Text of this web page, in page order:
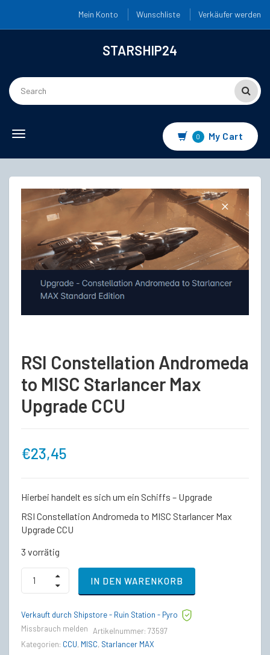
Mein Konto Wunschliste Verkäufer werden
STARSHIP24
Toggle
0 My Cart
RSI Constellation Andromeda
to MISC Starlancer Max
Upgrade CCU
€23,45
Hierbei handelt es sich um ein Schiffs – Upgrade
RSI Constellation Andromeda to MISC Starlancer Max
Upgrade CCU
3 vorrätig
RSI
Constellation
Andromeda
MISC
Starlancer
Upgrade
IN DEN WARENKORB
Verkauft durch Shipstore - Ruin Station - Pyro
Missbrauch melden
Artikelnummer: 73597
Kategorien: CCU, MISC, Starlancer MAX